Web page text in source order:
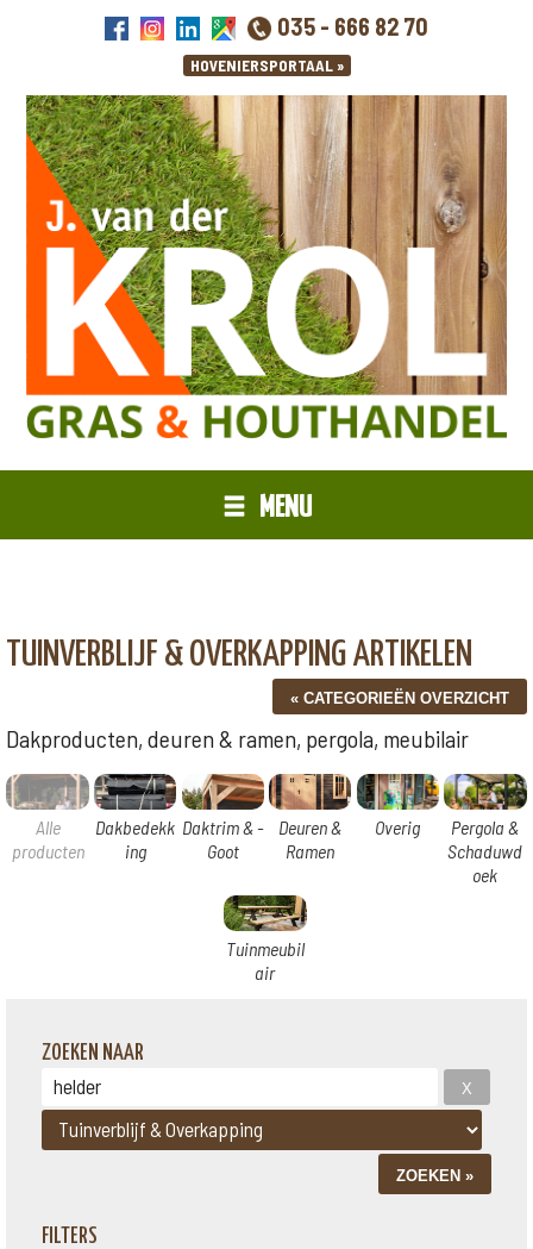
035 - 666 82 70
MENU
TUINVERBLIJF & OVERKAPPING ARTIKELEN
Dakproducten, deuren & ramen, pergola, meubilair
Alle
producten
Dakbedekk
ing
Daktrim & -
Goot
Deuren &
Ramen
Overig
Pergola &
Schaduwd
oek
Tuinmeubil
air
ZOEKEN NAAR
FILTERS